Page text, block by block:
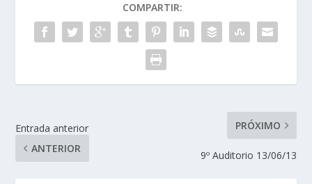
COMPARTIR:
Entrada anterior
ANTERIOR
PRÓXIMO
9º Auditorio 13/06/13